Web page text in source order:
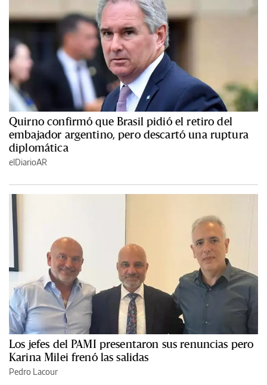
Quirno confirmó que Brasil pidió el retiro del
embajador argentino, pero descartó una ruptura
diplomática
elDiarioAR
Los jefes del PAMI presentaron sus renuncias pero
Karina Milei frenó las salidas
Pedro Lacour